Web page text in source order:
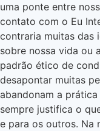
uma ponte entre
contato com o Eu
contraria muitas das
sobre nossa vida ou
padrão ético de
desapontar muitas
abandonam a
sempre justifica o
e para os outros. Na